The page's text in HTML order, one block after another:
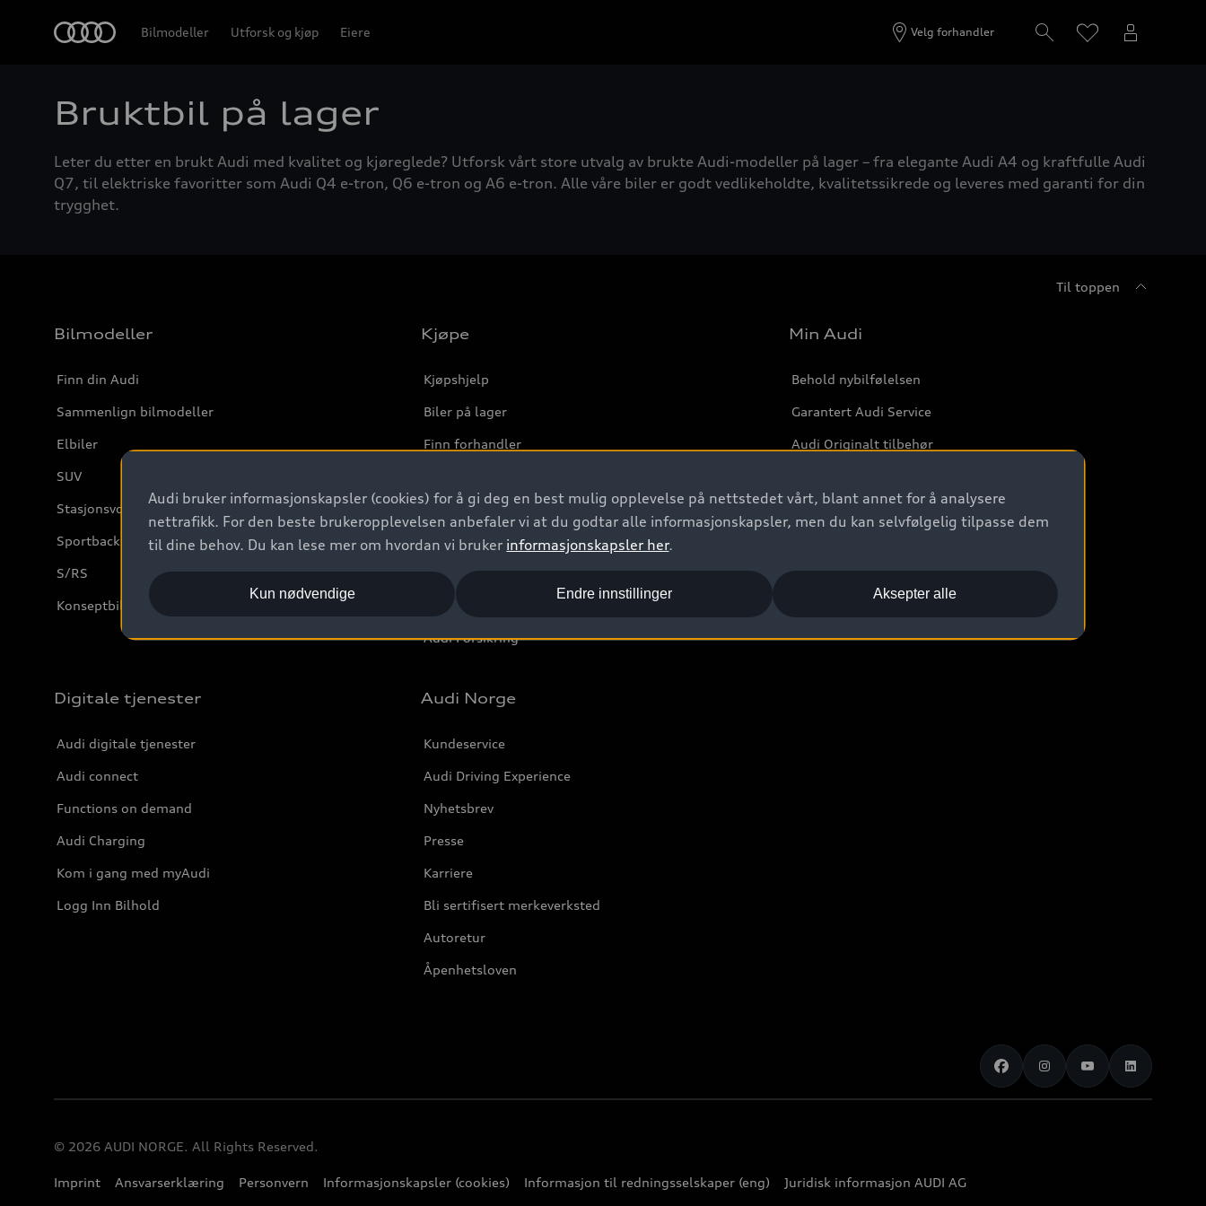
Bilmodeller Utforsk og kjøp Eiere Velg forhandler
Bruktbil på lager
Leter du etter en brukt Audi med kvalitet og kjøreglede? Utforsk vårt store utvalg av brukte Audi-modeller på lager – fra elegante Audi A4 og kraftfulle Audi
Q7, til elektriske favoritter som Audi Q4 e-tron, Q6 e-tron og A6 e-tron. Alle våre biler er godt vedlikeholdte, kvalitetssikrede og leveres med garanti for din
trygghet.
Til toppen
Bilmodeller
Finn din Audi
Sammenlign bilmodeller
Elbiler
SUV
Stasjonsvogn
Sportback
S/RS
Konseptbiler og prototyper
Kjøpe
Kjøpshjelp
Biler på lager
Finn forhandler
Kontakt forhandler
Prislister
Leasing
Bilgarantier
Audi Forsikring
Min Audi
Behold nybilfølelsen
Garantert Audi Service
Audi Originalt tilbehør
Digitale tjenester
Audi digitale tjenester
Audi connect
Functions on demand
Audi Charging
Kom i gang med myAudi
Logg Inn Bilhold
Audi Norge
Kundeservice
Audi Driving Experience
Nyhetsbrev
Presse
Karriere
Bli sertifisert merkeverksted
Autoretur
Åpenhetsloven
© 2026 AUDI NORGE. All Rights Reserved.
Imprint Ansvarserklæring Personvern Informasjonskapsler (cookies) Informasjon til redningsselskaper (eng) Juridisk informasjon AUDI AG
Audi bruker informasjonskapsler (cookies) for å gi deg en best mulig opplevelse på nettstedet vårt, blant annet for å analysere
nettrafikk. For den beste brukeropplevelsen anbefaler vi at du godtar alle informasjonskapsler, men du kan selvfølgelig tilpasse dem
til dine behov. Du kan lese mer om hvordan vi bruker informasjonskapsler her.
Aksepter alle
Kun nødvendige Endre innstillinger